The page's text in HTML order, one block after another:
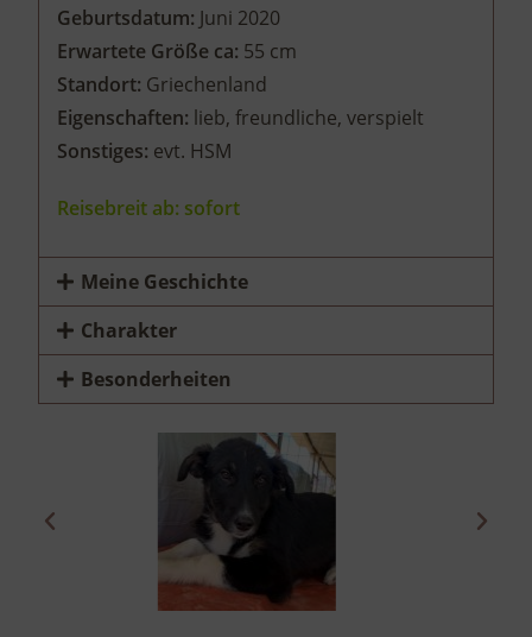
Geburtsdatum: Juni 2020
Erwartete Größe ca: 55 cm
Standort: Griechenland
Eigenschaften: lieb, freundliche, verspielt
Sonstiges: evt. HSM
Reisebreit ab: sofort
Meine Geschichte
Charakter
Besonderheiten